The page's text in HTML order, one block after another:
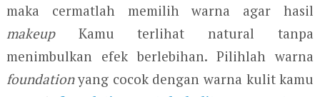
maka cermatlah memilih warna agar hasil
makeupKamu terlihat natural tanpa
menimbulkan efek berlebihan. Pilihlah warna
foundationyang cocok dengan warna kulit kamu